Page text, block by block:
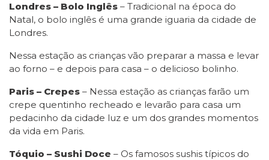
Londres – Bolo Inglês – Tradicional na época do
Natal, o bolo inglês é uma grande iguaria da cidade de
Londres.
Nessa estação as crianças vão preparar a massa e levar
ao forno – e depois para casa – o delicioso bolinho.
Paris – Crepes – Nessa estação as crianças farão um
crepe quentinho recheado e levarão para casa um
pedacinho da cidade luz e um dos grandes momentos
da vida em Paris.
Tóquio – Sushi Doce – Os famosos sushis típicos do